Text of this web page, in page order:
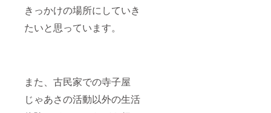
きっかけの場所にしていき
たいと思っています。
また、古民家での寺子屋
じゃあさの活動以外の生活